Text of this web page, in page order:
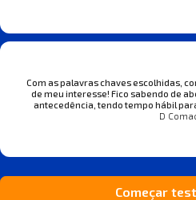
Com as palavras chaves escolhidas,
de meu interesse! Fico sabendo de
antecedência, tendo tempo hábil
D
Começar